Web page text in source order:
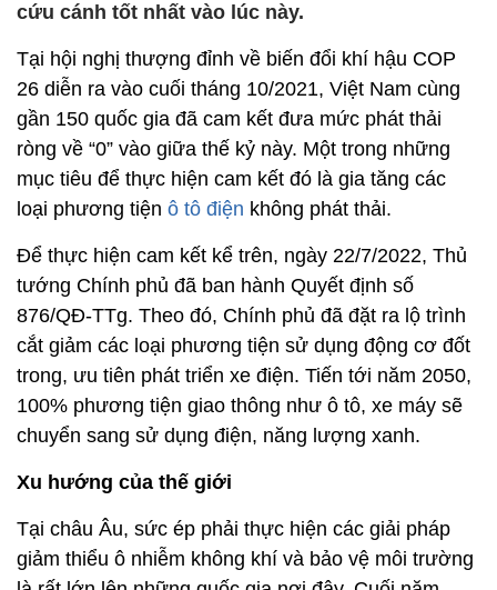
cứu cánh tốt nhất vào lúc này.
Tại hội nghị thượng đỉnh về biến đổi khí hậu COP
26 diễn ra vào cuối tháng 10/2021, Việt Nam cùng
gần 150 quốc gia đã cam kết đưa mức phát thải
ròng về “0” vào giữa thế kỷ này. Một trong những
mục tiêu để thực hiện cam kết đó là gia tăng các
loại phương tiện ô tô điện không phát thải.
Để thực hiện cam kết kể trên, ngày 22/7/2022, Thủ
tướng Chính phủ đã ban hành Quyết định số
876/QĐ-TTg. Theo đó, Chính phủ đã đặt ra lộ trình
cắt giảm các loại phương tiện sử dụng động cơ đốt
trong, ưu tiên phát triển xe điện. Tiến tới năm 2050,
100% phương tiện giao thông như ô tô, xe máy sẽ
chuyển sang sử dụng điện, năng lượng xanh.
Xu hướng của thế giới
Tại châu Âu, sức ép phải thực hiện các giải pháp
giảm thiểu ô nhiễm không khí và bảo vệ môi trường